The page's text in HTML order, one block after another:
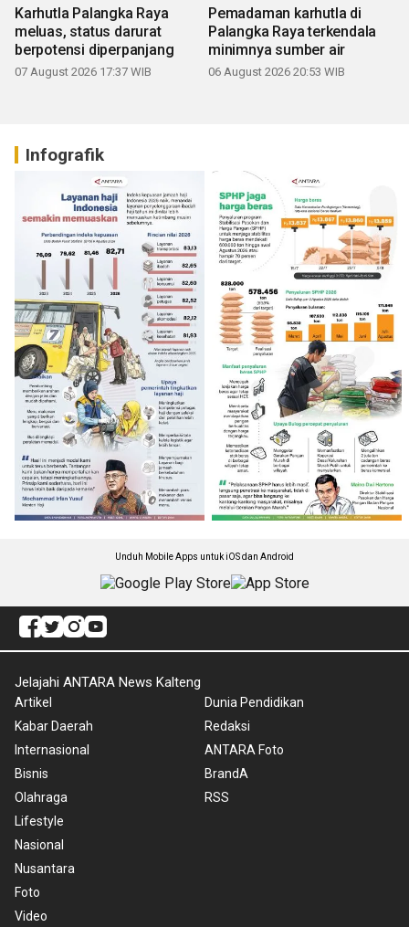
Karhutla Palangka Raya
meluas, status darurat
berpotensi diperpanjang
07 August 2026 17:37 WIB
Pemadaman karhutla di
Palangka Raya terkendala
minimnya sumber air
06 August 2026 20:53 WIB
Infografik
Unduh Mobile Apps untuk iOS dan Android
Jelajahi ANTARA News Kalteng
Artikel
Kabar Daerah
Internasional
Bisnis
Olahraga
Lifestyle
Nasional
Nusantara
Foto
Video
Dunia Pendidikan
Redaksi
ANTARA Foto
BrandA
RSS